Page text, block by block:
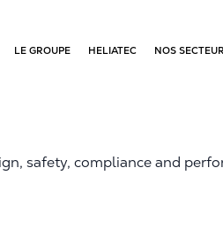
LE GROUPE HELIATEC NOS
safety, compliance and